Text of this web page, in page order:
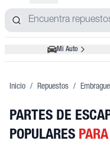
Mi Auto
Inicio / Repuestos /
PARTES DE
POPULARES